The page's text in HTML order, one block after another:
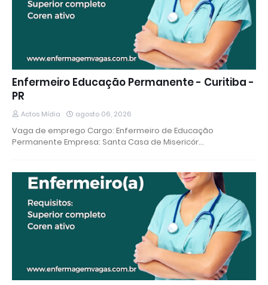
Enfermeiro Educação Permanente - Curitiba -
PR
Actos Mídia agosto 06, 2026
Vaga de emprego Cargo: Enfermeiro de Educação
Permanente Empresa: Santa Casa de Misericór…